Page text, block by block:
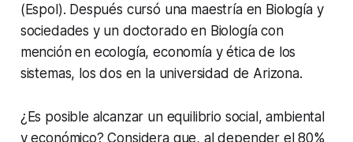
(Espol). Después cursó una maestría en Biología y
sociedades y un doctorado en Biología con
mención en ecología, economía y ética de los
sistemas, los dos en la universidad de Arizona.
¿Es posible alcanzar un equilibrio social, ambiental
y económico? Considera que, al depender el 80%